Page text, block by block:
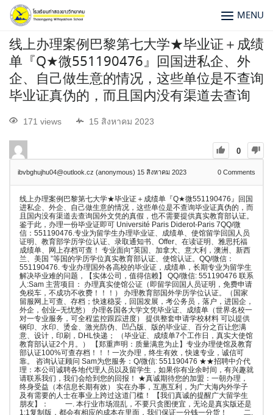
MENU
线上办理案例巴黎第七大学★毕业证＋成绩
单『Q★微551190476』回国进私企、外
企、自己做生意的情况，这些单位是不查询
毕业证真伪的，而且国内没有渠道去查询
171 views 15 สิงหาคม 2023
0
ibvbghujhu04@outlook.cz (anonymous) 15 สิงหาคม 2023 0 Comments
线上办理案例巴黎第七大学★毕业证＋成绩单『Q★微551190476』回国
进私企、外企、自己做生意的情况，这些单位是不查询毕业证真伪的，而
且国内没有渠道去查询国外文凭的真假，也不需要提供真实教育部认证。
鉴于此，办理一份毕业证即可 Université Paris Diderot-Paris 7QQ/微
信：551190476.专业为留学生办理毕业证、成绩单、使馆留学回国人员
证明、教育部学历学位认证、录取通知书、Offer、在读证明、雅思托福
成绩单、网上存档可查！ 专业面向“英国、加拿大、意大利，澳洲、新西
兰、美国 ”等国的学历学位真实教育部认证、使馆认证。QQ/微信：
551190476. 专业办理国外各高校的毕业证，成绩单，长期专业为留学生
解决毕业难的问题，【实体公司，值得信赖】 QQ/微信: 551190476 联系
人:Sam 主营项目： 办理真实使馆公证（即留学回国人员证明，免费申请
免税车，不成功不收费！！！） 办理教育部国外学历学位认证。（国家
留服网上可查、存档；快速稳妥，回国发展，考公务员，落户，进国企，
外企，创业–无忧愁） 办理各国各大学文凭毕业证、成绩单（世界名校一
对一专业服务，可全程监控跟踪进度） 提供整套申请学校材料 可以提供
钢印、水印、烫金、激光防伪、凹凸版、版的毕业证、百分之百让您满
意、设计，印刷，DHL快递； （毕业证、成绩单7个工作日，真实大使馆
教育部认证2个月。） 【郑重声明：质量满意为止】专业办理使馆及教育
部认证100%可查存档！！！一次办理，终生有效，快速专业，诚信可
靠。 咨询认证顾问 Sam为您服务：Q/微信: 551190476 ★★招聘中介代
理：本公司诚聘各地代理人员以及留学生，如果你有业余时间，有兴趣就
请联系我们，我们会给到您的回报！ ★真诚期待您的加盟：一朝办理，
终身受益（本信息长期有效） 实在办事，互惠互利，为广大海内外学子
及有需要的人士在事业上跨过这道门槛！ 【我们真诚的提醒广大留学生
朋友】： 一. 本行业市场混乱，不要只贪图便宜，无论是真实版还是
1:1复制版，都会有相应的成本在里面，我们保证一分钱一分货！ 二.